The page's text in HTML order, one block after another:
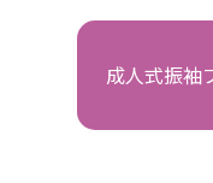
成人式振